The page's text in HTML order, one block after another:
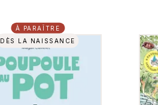
À PARAÎTRE
DÈS LA NAISSANCE